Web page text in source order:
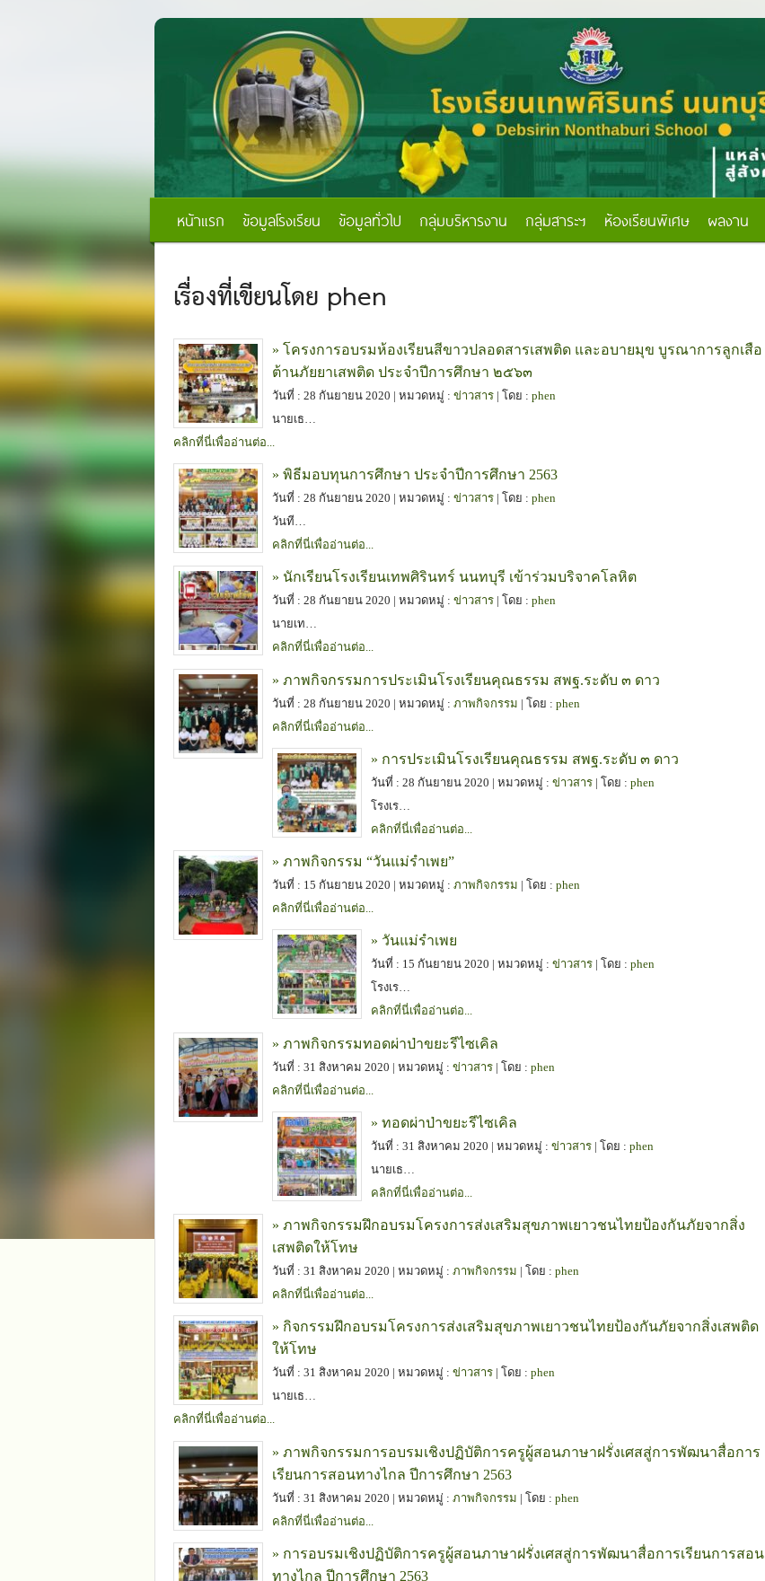
หน้าแรก ข้อมูลโรงเรียน ข้อมูลทั่วไป กลุ่มบริหารงาน กลุ่มสาระฯ ห้องเรียนพิเศษ ผลงาน
เรื่องที่เขียนโดย phen
» โครงการอบรมห้องเรียนสีขาวปลอดสารเสพติด และอบายมุข บูรณาการลูกเสือ
ต้านภัยยาเสพติด ประจำปีการศึกษา ๒๕๖๓
วันที่ : 28 กันยายน 2020 | หมวดหมู่ : ข่าวสาร | โดย : phen
นายเธ…
คลิกที่นี่เพื่ออ่านต่อ...
» พิธีมอบทุนการศึกษา ประจำปีการศึกษา 2563
วันที่ : 28 กันยายน 2020 | หมวดหมู่ : ข่าวสาร | โดย : phen
วันที…
คลิกที่นี่เพื่ออ่านต่อ...
» นักเรียนโรงเรียนเทพศิรินทร์ นนทบุรี เข้าร่วมบริจาคโลหิต
วันที่ : 28 กันยายน 2020 | หมวดหมู่ : ข่าวสาร | โดย : phen
นายเท…
คลิกที่นี่เพื่ออ่านต่อ...
» ภาพกิจกรรมการประเมินโรงเรียนคุณธรรม สพฐ.ระดับ ๓ ดาว
วันที่ : 28 กันยายน 2020 | หมวดหมู่ : ภาพกิจกรรม | โดย : phen
คลิกที่นี่เพื่ออ่านต่อ...
» การประเมินโรงเรียนคุณธรรม สพฐ.ระดับ ๓ ดาว
วันที่ : 28 กันยายน 2020 | หมวดหมู่ : ข่าวสาร | โดย : phen
โรงเร…
คลิกที่นี่เพื่ออ่านต่อ...
» ภาพกิจกรรม “วันแม่รำเพย”
วันที่ : 15 กันยายน 2020 | หมวดหมู่ : ภาพกิจกรรม | โดย : phen
คลิกที่นี่เพื่ออ่านต่อ...
» วันแม่รำเพย
วันที่ : 15 กันยายน 2020 | หมวดหมู่ : ข่าวสาร | โดย : phen
โรงเร…
คลิกที่นี่เพื่ออ่านต่อ...
» ภาพกิจกรรมทอดผ่าป่าขยะรีไซเคิล
วันที่ : 31 สิงหาคม 2020 | หมวดหมู่ : ข่าวสาร | โดย : phen
คลิกที่นี่เพื่ออ่านต่อ...
» ทอดผ่าป่าขยะรีไซเคิล
วันที่ : 31 สิงหาคม 2020 | หมวดหมู่ : ข่าวสาร | โดย : phen
นายเธ…
คลิกที่นี่เพื่ออ่านต่อ...
» ภาพกิจกรรมฝึกอบรมโครงการส่งเสริมสุขภาพเยาวชนไทยป้องกันภัยจากสิ่ง
เสพติดให้โทษ
วันที่ : 31 สิงหาคม 2020 | หมวดหมู่ : ภาพกิจกรรม | โดย : phen
คลิกที่นี่เพื่ออ่านต่อ...
» กิจกรรมฝึกอบรมโครงการส่งเสริมสุขภาพเยาวชนไทยป้องกันภัยจากสิ่งเสพติด
ให้โทษ
วันที่ : 31 สิงหาคม 2020 | หมวดหมู่ : ข่าวสาร | โดย : phen
นายเธ…
คลิกที่นี่เพื่ออ่านต่อ...
» ภาพกิจกรรมการอบรมเชิงปฏิบัติการครูผู้สอนภาษาฝรั่งเศสสู่การพัฒนาสื่อการ
เรียนการสอนทางไกล ปีการศึกษา 2563
วันที่ : 31 สิงหาคม 2020 | หมวดหมู่ : ภาพกิจกรรม | โดย : phen
คลิกที่นี่เพื่ออ่านต่อ...
» การอบรมเชิงปฏิบัติการครูผู้สอนภาษาฝรั่งเศสสู่การพัฒนาสื่อการเรียนการสอน
ทางไกล ปีการศึกษา 2563